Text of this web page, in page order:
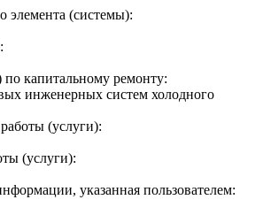
элемента (системы):
капитальному ремонту:
инженерных систем холодного
(услуги):
(услуги):
указанная пользователем: